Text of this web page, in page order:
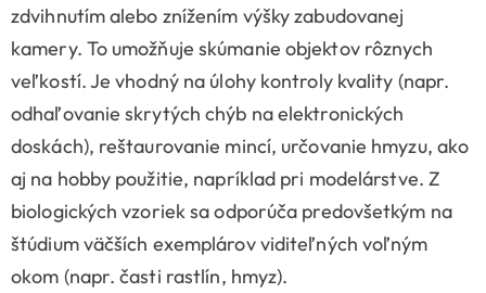
zdvihnutím alebo znížením výšky zabudovanej
kamery. To umožňuje skúmanie objektov rôznych
veľkostí. Je vhodný na úlohy kontroly kvality (napr.
odhaľovanie skrytých chýb na elektronických
doskách), reštaurovanie mincí, určovanie hmyzu, ako
aj na hobby použitie, napríklad pri modelárstve. Z
biologických vzoriek sa odporúča predovšetkým na
štúdium väčších exemplárov viditeľných voľným
okom (napr. časti rastlín, hmyz).